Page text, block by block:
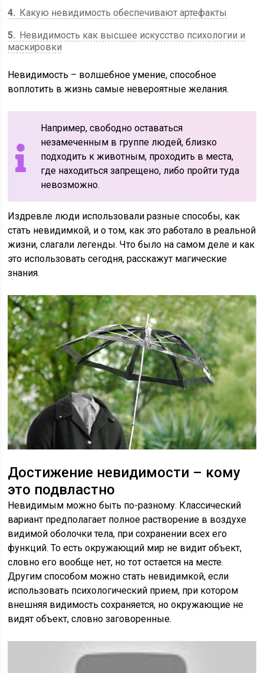
4
Какую невидимость обеспечивают артефакты
5
Невидимость как высшее искусство психологии и
маскировки
Невидимость – волшебное умение, способное
воплотить в жизнь самые невероятные желания.
Например, свободно оставаться
незамеченным в группе людей, близко
подходить к животным, проходить в места,
где находиться запрещено, либо пройти туда
невозможно.
Издревле люди использовали разные способы, как
стать невидимкой, и о том, как это работало в реальной
жизни, слагали легенды. Что было на самом деле и как
это использовать сегодня, расскажут магические
знания.
Достижение невидимости – кому
это подвластно
Невидимым можно быть по-разному. Классический
вариант предполагает полное растворение в воздухе
видимой оболочки тела, при сохранении всех его
функций. То есть окружающий мир не видит объект,
словно его вообще нет, но тот остается на месте.
Другим способом можно стать невидимкой, если
использовать психологический прием, при котором
внешняя видимость сохраняется, но окружающие не
видят объект, словно заговоренные.